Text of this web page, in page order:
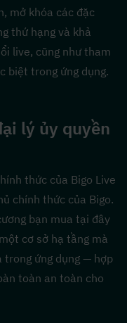
mở khóa các đặc
thứ hạng và khả
live, cũng như tham
biệt trong ứng dụng.
lý ủy quyền
thức của Bigo Live
chính thức của Bigo.
bạn mua tại đây
cơ sở hạ tầng mà
trong ứng dụng — hợp
toàn an toàn cho